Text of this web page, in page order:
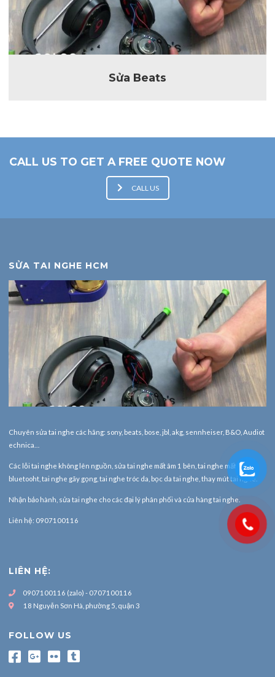
Sửa Beats
CALL US TO GET A FREE QUOTE NOW
CALL US
SỬA TAI NGHE HCM
Chuyên sửa tai nghe các hãng: sony, beats, bose, jbl, akg, sennheiser, B&O, Audiot
echnica…
Các lỗi tai nghe không lên nguồn, sửa tai nghe mất âm 1 bên, tai nghe mất
bluetooht, tai nghe gãy gọng, tai nghe tróc da, bọc da tai nghe, thay mút tai nghe.
Nhận bảo hành, sửa tai nghe cho các đại lý phân phối và cửa hàng tai nghe.
Liên hệ: 0907100116
LIÊN HỆ:
0907100116 (zalo) - 0707100116
18 Nguyễn Sơn Hà, phường 5, quận 3
FOLLOW US